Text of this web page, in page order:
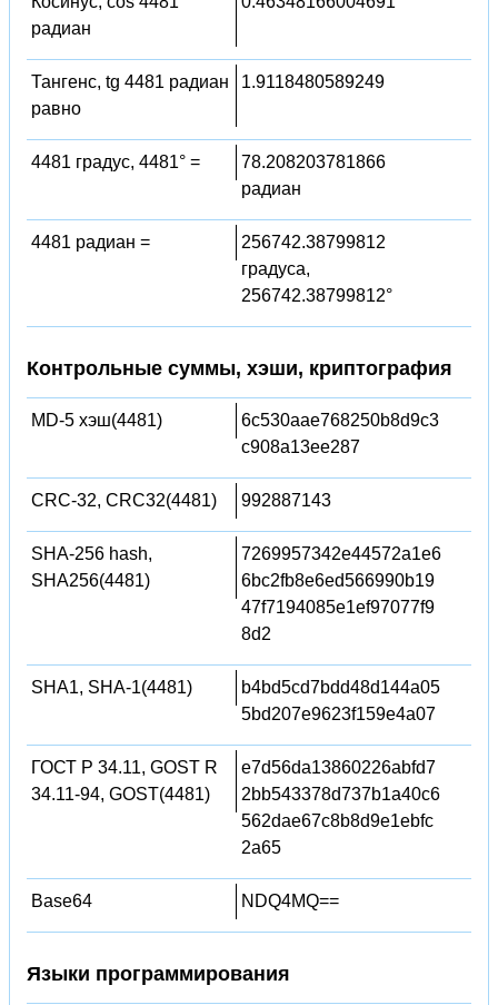
радиан
Тангенс, tg 4481 радиан
равно
1.9118480589249
4481 градус, 4481° =
78.208203781866
радиан
4481 радиан =
256742.38799812
градуса,
256742.38799812°
Контрольные суммы, хэши, криптография
MD-5 хэш(4481)
6c530aae768250b8d9c3
c908a13ee287
CRC-32, CRC32(4481) 992887143
SHA-256 hash,
SHA256(4481)
7269957342e44572a1e6
6bc2fb8e6ed566990b19
47f7194085e1ef97077f9
8d2
SHA1, SHA-1(4481)
b4bd5cd7bdd48d144a05
5bd207e9623f159e4a07
ГОСТ Р 34.11, GOST R
34.11-94, GOST(4481)
e7d56da13860226abfd7
2bb543378d737b1a40c6
562dae67c8b8d9e1ebfc
2a65
Base64 NDQ4MQ==
Языки программирования